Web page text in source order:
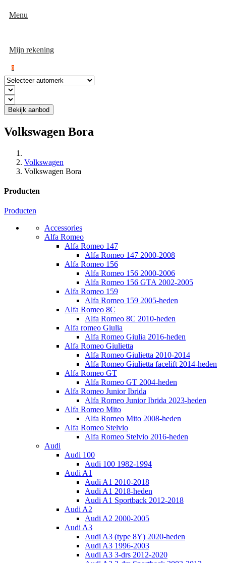
Menu
Mijn rekening
0
Bekijk aanbod
Volkswagen Bora
Volkswagen
Volkswagen Bora
Producten
Producten
Accessories
Alfa Romeo
Alfa Romeo 147
Alfa Romeo 147 2000-2008
Alfa Romeo 156
Alfa Romeo 156 2000-2006
Alfa Romeo 156 GTA 2002-2005
Alfa Romeo 159
Alfa Romeo 159 2005-heden
Alfa Romeo 8C
Alfa Romeo 8C 2010-heden
Alfa romeo Giulia
Alfa Romeo Giulia 2016-heden
Alfa Romeo Giulietta
Alfa Romeo Giulietta 2010-2014
Alfa Romeo Giulietta facelift 2014-heden
Alfa Romeo GT
Alfa Romeo GT 2004-heden
Alfa Romeo Junior Ibrida
Alfa Romeo Junior Ibrida 2023-heden
Alfa Romeo Mito
Alfa Romeo Mito 2008-heden
Alfa Romeo Stelvio
Alfa Romeo Stelvio 2016-heden
Audi
Audi 100
Audi 100 1982-1994
Audi A1
Audi A1 2010-2018
Audi A1 2018-heden
Audi A1 Sportback 2012-2018
Audi A2
Audi A2 2000-2005
Audi A3
Audi A3 (type 8Y) 2020-heden
Audi A3 1996-2003
Audi A3 3-drs 2012-2020